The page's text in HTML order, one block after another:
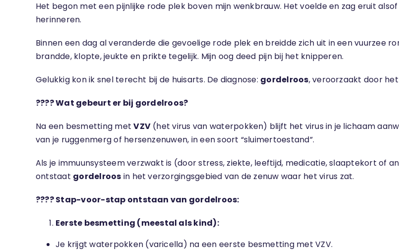
Het begon met een pijnlijke rode plek boven mijn wenkbrauw. Het voelde en zag eruit
herinneren.
Binnen een dag al veranderde die gevoelige rode plek en breidde zich uit in een vuurzee
brandde, klopte, jeukte en prikte tegelijk. Mijn oog deed pijn bij het knipperen.
Gelukkig kon ik snel terecht bij de huisarts. De diagnose: gordelroos, veroorzaakt door
????Wat gebeurt er bij gordelroos?
Na een besmetting metVZV (het virus van waterpokken) blijft het virus in je lichaam
van je ruggenmerg of hersenzenuwen, in een soort “sluimertoestand”.
Als je immuunsysteem verzwakt is (door stress, ziekte, leeftijd, medicatie, slaaptekort of
ontstaat gordelroos in het verzorgingsgebied van de zenuw waar het virus zat.
????Stap-voor-stap ontstaan van gordelroos:
Eerste besmetting (meestal als kind):
Je krijgt waterpokken (varicella) na een eerste besmetting met VZV.